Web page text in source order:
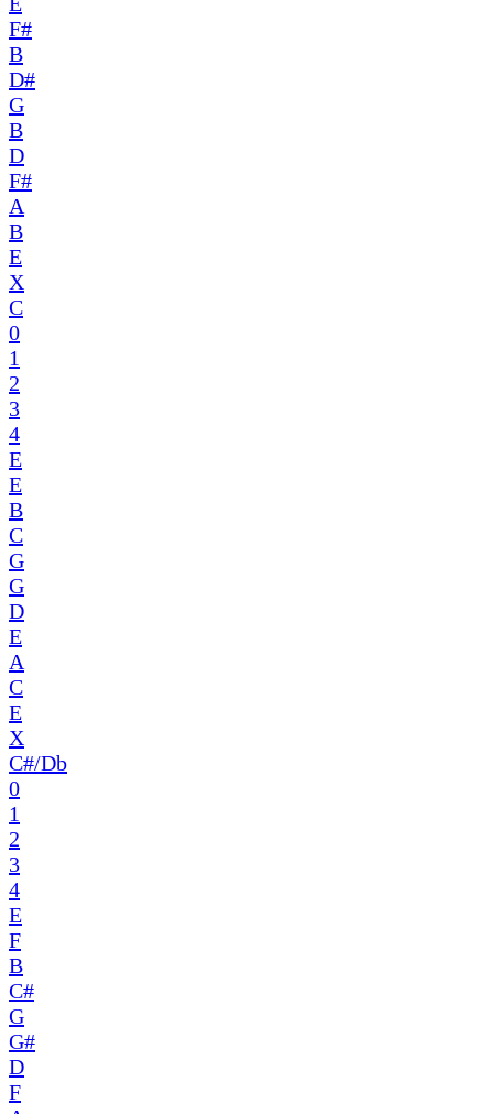
F#
B
D#
G
B
D
F#
A
B
E
X
C
0
1
2
3
4
E
E
B
C
G
G
D
E
A
C
E
X
C#/Db
0
1
2
3
4
E
F
B
C#
G
G#
D
F